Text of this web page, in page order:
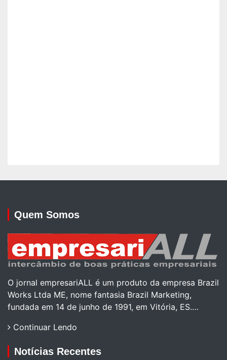
Quem Somos
O jornal empresariALL é um produto da empresa Brazil
Works Ltda ME, nome fantasia Brazil Marketing,
fundada em 14 de junho de 1991, em Vitória, ES.…
Continuar Lendo
Notícias Recentes